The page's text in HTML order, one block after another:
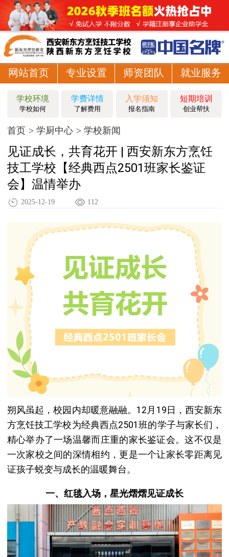
网站首页 专业设置 师资团队 就业服务
学校环境
学校如何
学费详情
了解费用
入学须知
报名指南
短期培训
创业帮扶
首页 学厨中心 学校新闻
见证成长，共育花开 | 西安新东方烹饪
技工学校【经典西点2501班家长鉴证
会】温情举办
2025-12-19 112
朔风虽起，校园内却暖意融融。12月19日，西安新东
方烹饪技工学校为经典西点2501班的学子与家长们，
精心举办了一场温馨而庄重的家长鉴证会。这不仅是
一次家校之间的深情相约，更是一个让家长零距离见
证孩子蜕变与成长的温暖舞台。
一、红毯入场，星光熠熠见证成长